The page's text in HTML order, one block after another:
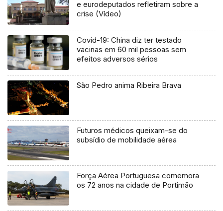
e eurodeputados refletiram sobre a
crise (Vídeo)
Covid-19: China diz ter testado
vacinas em 60 mil pessoas sem
efeitos adversos sérios
São Pedro anima Ribeira Brava
Futuros médicos queixam-se do
subsídio de mobilidade aérea
Força Aérea Portuguesa comemora
os 72 anos na cidade de Portimão